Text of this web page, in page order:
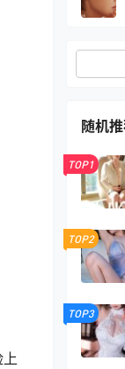
随机
TOP1
TOP2
TOP3